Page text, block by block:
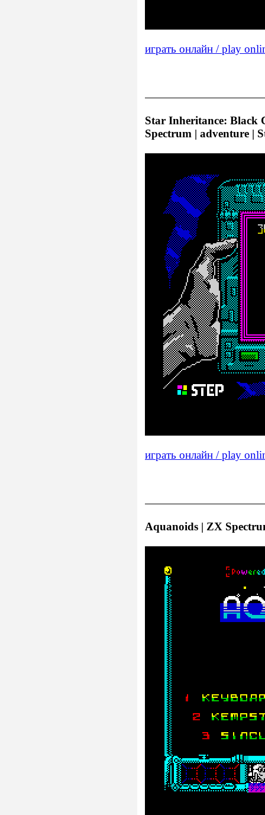
играть онлайн / play
Star Inheritance: Black
Spectrum | adventure |
играть онлайн / play
Aquanoids | ZX